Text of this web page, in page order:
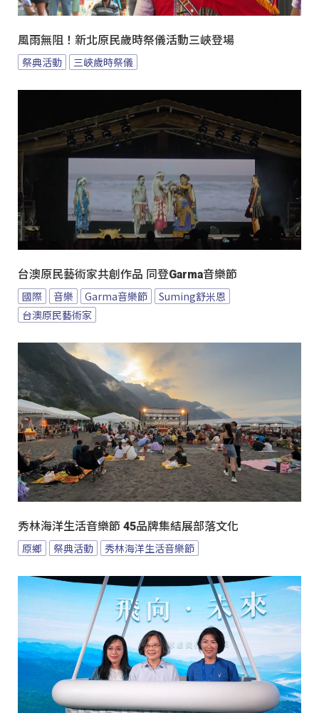
風雨無阻！新北原民歲時祭儀活動三峽登場
祭典活動 三峽歲時祭儀
台澳原民藝術家共創作品 同登Garma音樂節
國際 音樂 Garma音樂節
Suming舒米恩
台澳原民藝術家
秀林海洋生活音樂節 45品牌集結展部落文化
原鄉 祭典活動 秀林海洋生活音樂節